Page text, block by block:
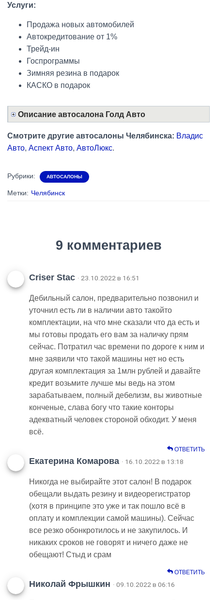
Услуги:
Продажа новых автомобилей
Автокредитование от 1%
Трейд-ин
Госпрограммы
Зимняя резина в подарок
КАСКО в подарок
Описание автосалона Голд Авто
Смотрите другие автосалоны Челябинска: Владис
Авто, Аспект Авто, АвтоЛюкс.
Рубрики: АВТОСАЛОНЫ
Метки: Челябинск
9 комментариев
Criser Stac · 23.10.2022 в 16:51
Дебильный салон, предварительно позвонил и
уточнил есть ли в наличии авто такойто
комплектации, на что мне сказали что да есть и
мы готовы продать его вам за наличку прям
сейчас. Потратил час времени по дороге к ним и
мне заявили что такой машины нет но есть
другая комплектация за 1млн рублей и давайте
кредит возьмите лучше мы ведь на этом
зарабатываем, полный дебелизм, вы животные
конченые, слава богу что такие конторы
адекватный человек стороной обходит. У меня
всё.
ОТВЕТИТЬ
Екатерина Комарова · 16.10.2022 в 13:18
Никогда не выбирайте этот салон! В подарок
обещали выдать резину и видеорегистратор
(хотя в принципе это уже и так пошло всё в
оплату и комплекции самой машины). Сейчас
все резко обонкротилось и не закупилось. И
никаких сроков не говорят и ничего даже не
обещают! Стыд и срам
ОТВЕТИТЬ
Николай Фрышкин · 09.10.2022 в 06:16